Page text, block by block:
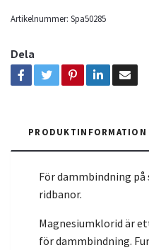
Artikelnummer: Spa50285
Dela
PRODUKTINFORMATION
För dammbindning
ridbanor.
Magnesiumklorid är
för dammbindning.